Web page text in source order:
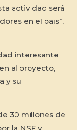
actividad será
en el país”,
interesante
al proyecto,
y su
30 millones de
la NSF y